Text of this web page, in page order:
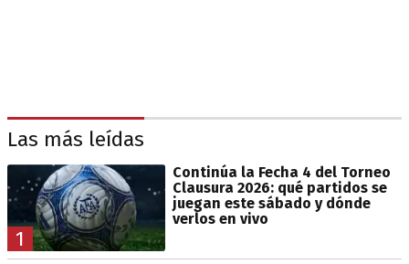
Las más leídas
1
Continúa la Fecha 4 del Torneo
Clausura 2026: qué partidos se
juegan este sábado y dónde
verlos en vivo